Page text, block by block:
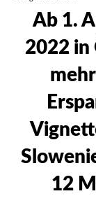
Ab 1.
2022 in
12